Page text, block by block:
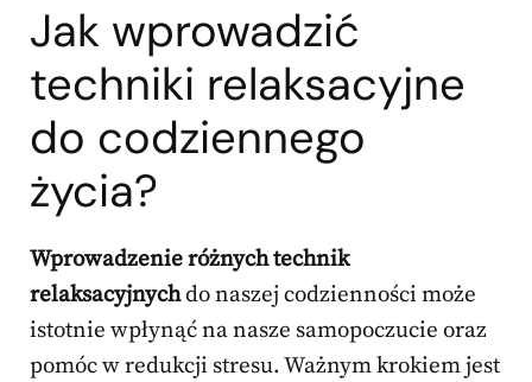
Jak wprowadzić
techniki relaksacyjne
do codziennego
życia?
Wprowadzenie różnych technik
relaksacyjnychdo naszej codzienności może
istotnie wpłynąć na nasze samopoczucie oraz
pomóc w redukcji stresu. Ważnym krokiem jest